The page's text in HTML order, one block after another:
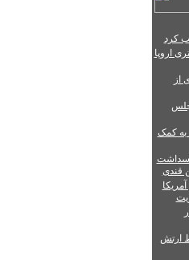
اروپا
از
کمک
توسط ارتش